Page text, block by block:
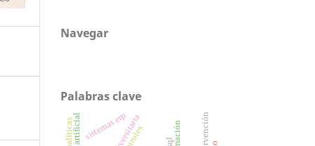
Navegar
Palabras clave
sql
sistemas erp intervención